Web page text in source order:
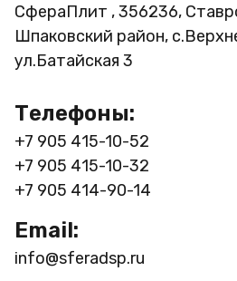
СфераПлит , 356236,
Шпаковский район,
ул.Батайская 3
Телефоны:
+7 905 415-10-52
+7 905 415-10-32
+7 905 414-90-14
Email:
info@sferadsp.ru